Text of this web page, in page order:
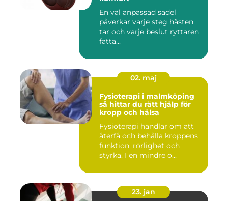
En väl anpassad sadel
påverkar varje steg hästen
tar och varje beslut ryttaren
fatta...
02. maj
Fysioterapi i malmköping
så hittar du rätt hjälp för
kropp och hälsa
Fysioterapi handlar om att
återfå och behålla kroppens
funktion, rörlighet och
styrka. I en mindre o...
23. jan